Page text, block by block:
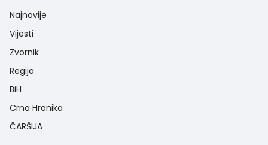
Najnovije
Vijesti
Zvornik
Regija
BiH
Crna Hronika
ČARŠIJA